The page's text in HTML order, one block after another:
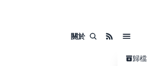
關於
歸檔